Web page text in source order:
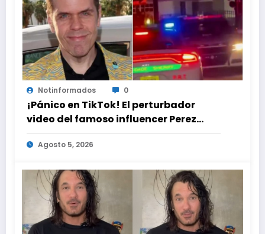
Notinformados 0
¡Pánico en TikTok! El perturbador
video del famoso influencer Perez
Hilton que obligó a sus fans a pedir
ayuda médica
Agosto 5, 2026